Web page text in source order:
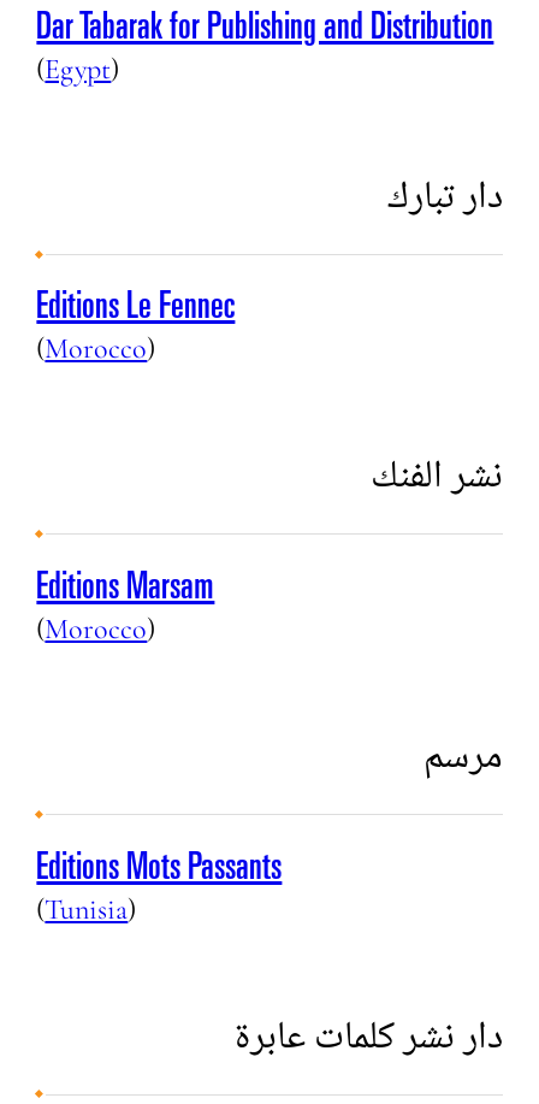
Dar Tabarak for Publishing and Distribution
(Egypt)
دار تبارك
Editions Le Fennec
(Morocco)
نشر الفنك
Editions Marsam
(Morocco)
مرسم
Editions Mots Passants
(Tunisia)
دار نشر كلمات عابرة